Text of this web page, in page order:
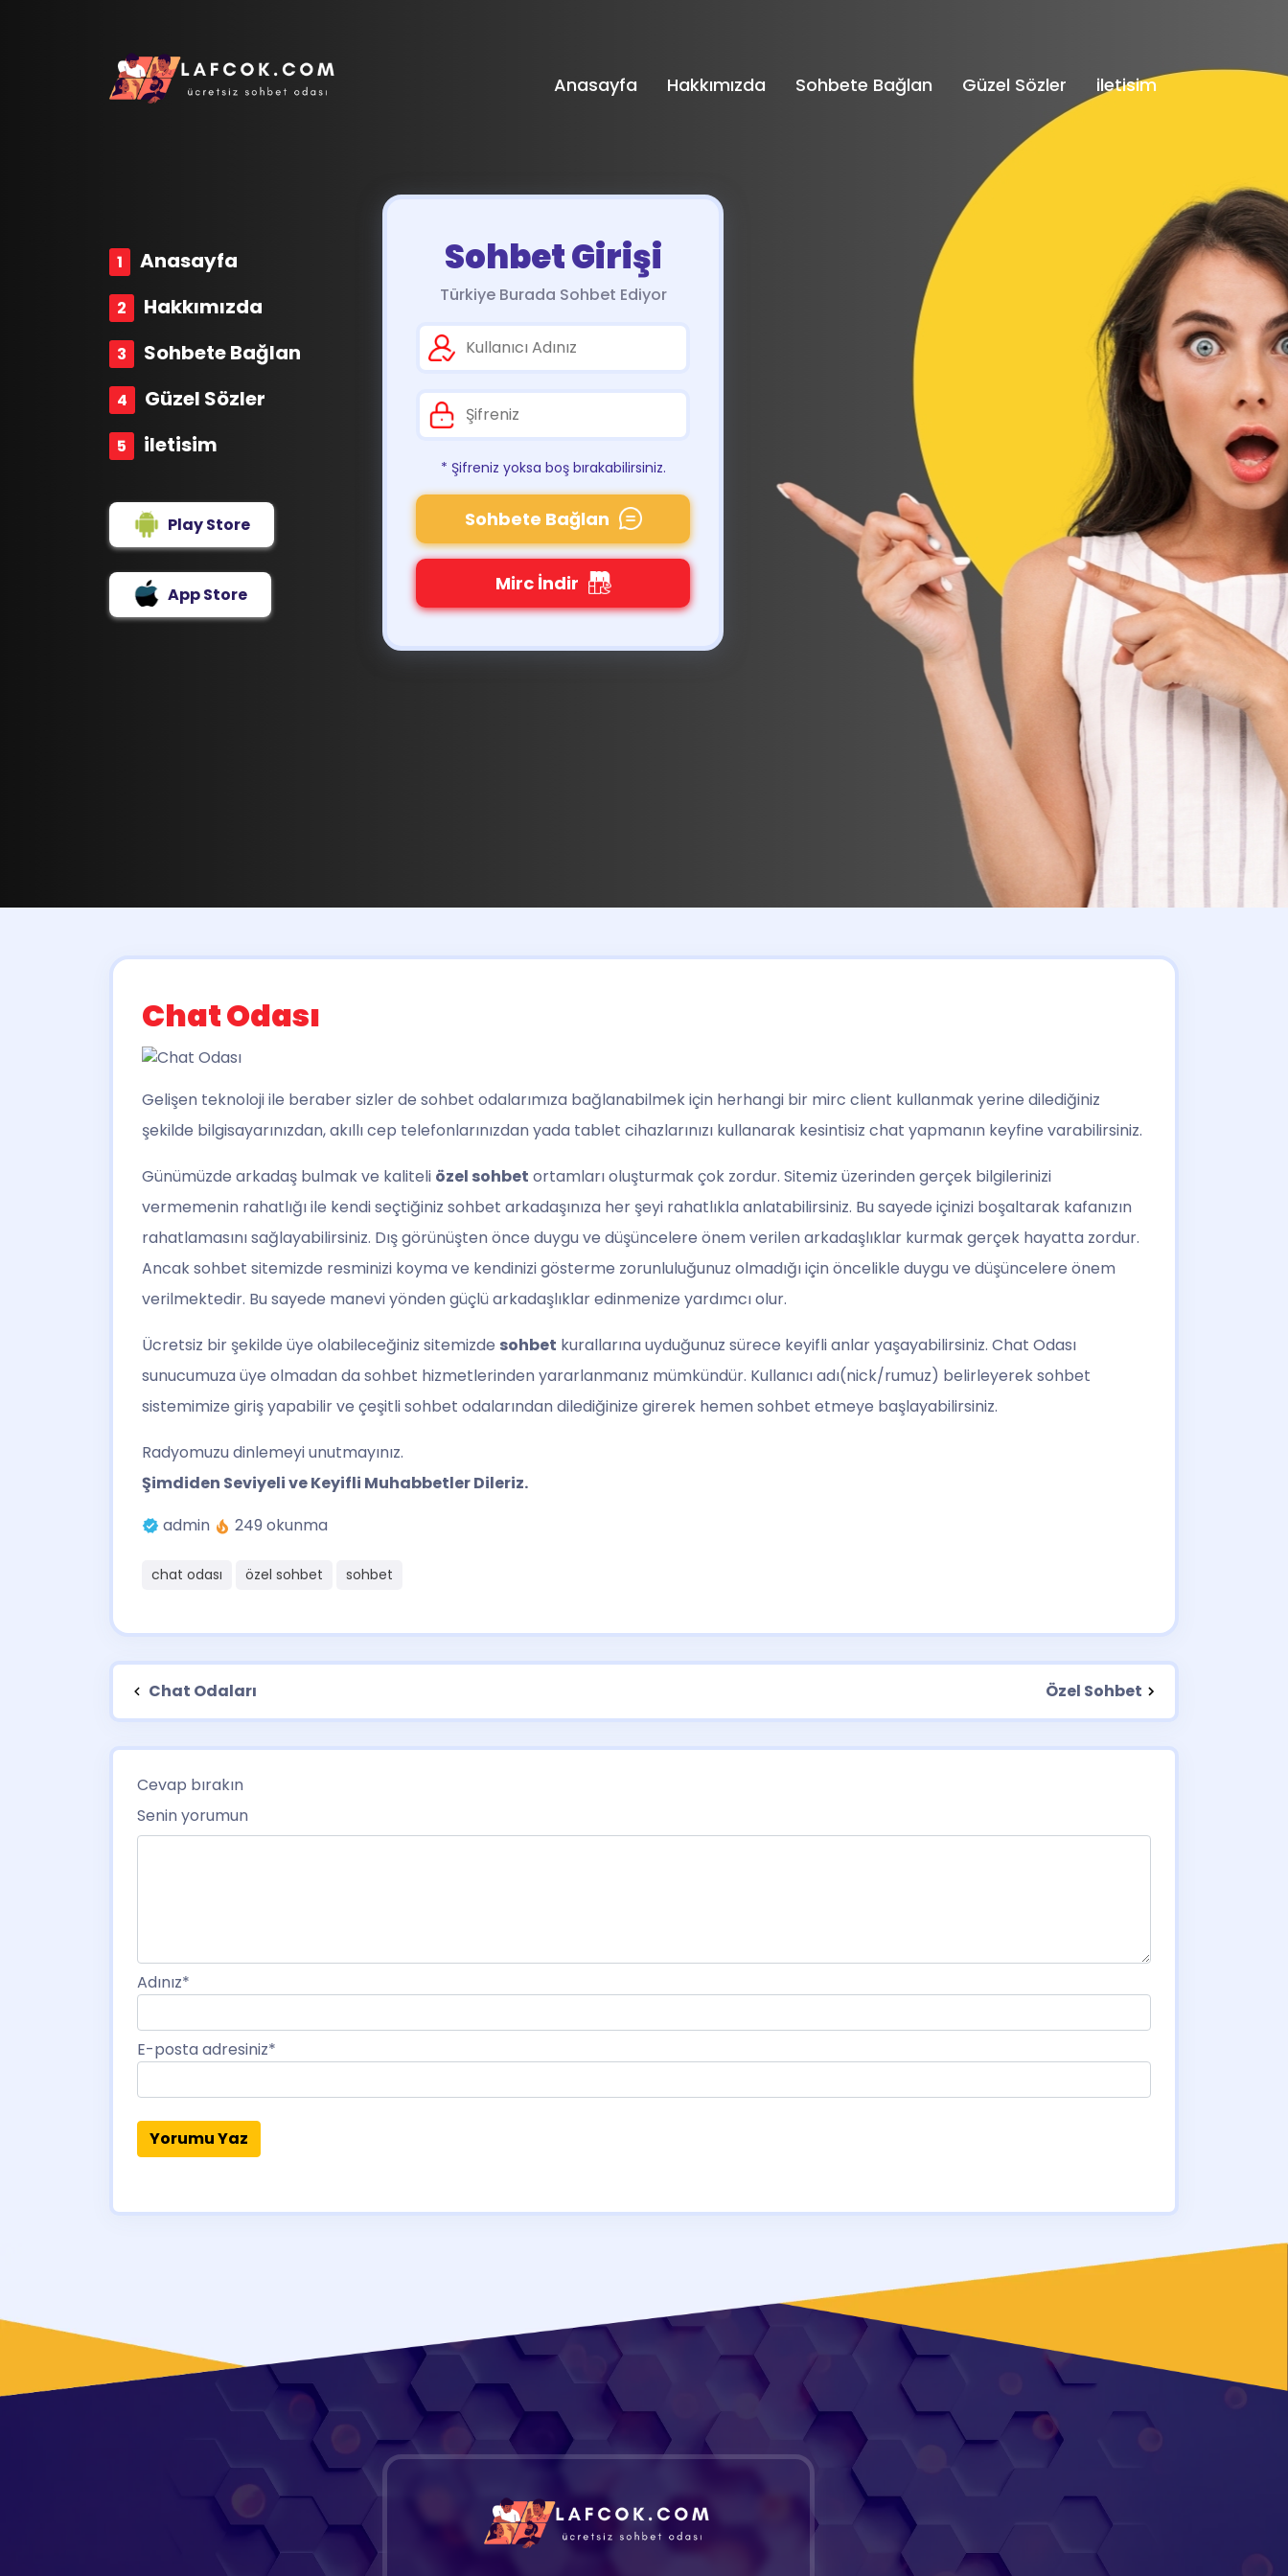
Anasayfa Hakkımızda Sohbete Bağlan Güzel Sözler iletisim
Anasayfa
Hakkımızda
Sohbete Bağlan
Güzel Sözler
iletisim
Play Store
App Store
Sohbet Girişi
Türkiye Burada Sohbet Ediyor
* Şifreniz yoksa boş bırakabilirsiniz.
Sohbete Bağlan
Mirc İndir
Chat Odası
Gelişen teknoloji ile beraber sizler de sohbet odalarımıza bağlanabilmek için herhangi bir mirc client kullanmak yerine dilediğiniz
şekilde bilgisayarınızdan, akıllı cep telefonlarınızdan yada tablet cihazlarınızı kullanarak kesintisiz chat yapmanın keyfine varabilirsiniz.
Günümüzde arkadaş bulmak ve kaliteli özel sohbet ortamları oluşturmak çok zordur. Sitemiz üzerinden gerçek bilgilerinizi
vermemenin rahatlığı ile kendi seçtiğiniz sohbet arkadaşınıza her şeyi rahatlıkla anlatabilirsiniz. Bu sayede içinizi boşaltarak kafanızın
rahatlamasını sağlayabilirsiniz. Dış görünüşten önce duygu ve düşüncelere önem verilen arkadaşlıklar kurmak gerçek hayatta zordur.
Ancak sohbet sitemizde resminizi koyma ve kendinizi gösterme zorunluluğunuz olmadığı için öncelikle duygu ve düşüncelere önem
verilmektedir. Bu sayede manevi yönden güçlü arkadaşlıklar edinmenize yardımcı olur.
Ücretsiz bir şekilde üye olabileceğiniz sitemizde sohbet kurallarına uyduğunuz sürece keyifli anlar yaşayabilirsiniz. Chat Odası
sunucumuza üye olmadan da sohbet hizmetlerinden yararlanmanız mümkündür. Kullanıcı adı(nick/rumuz) belirleyerek sohbet
sistemimize giriş yapabilir ve çeşitli sohbet odalarından dilediğinize girerek hemen sohbet etmeye başlayabilirsiniz.
Radyomuzu dinlemeyi unutmayınız.
Şimdiden Seviyeli ve Keyifli Muhabbetler Dileriz.
admin
249 okunma
chat odası özel sohbet sohbet
Chat Odaları Özel Sohbet
Cevap bırakın
Senin yorumun
Adınız*
E-posta adresiniz*